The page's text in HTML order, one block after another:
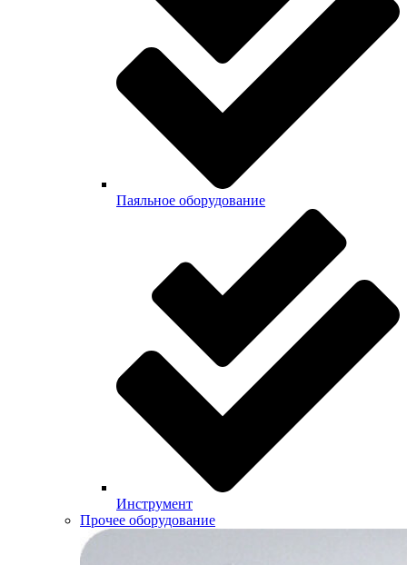
Паяльное оборудование
Инструмент
Прочее оборудование